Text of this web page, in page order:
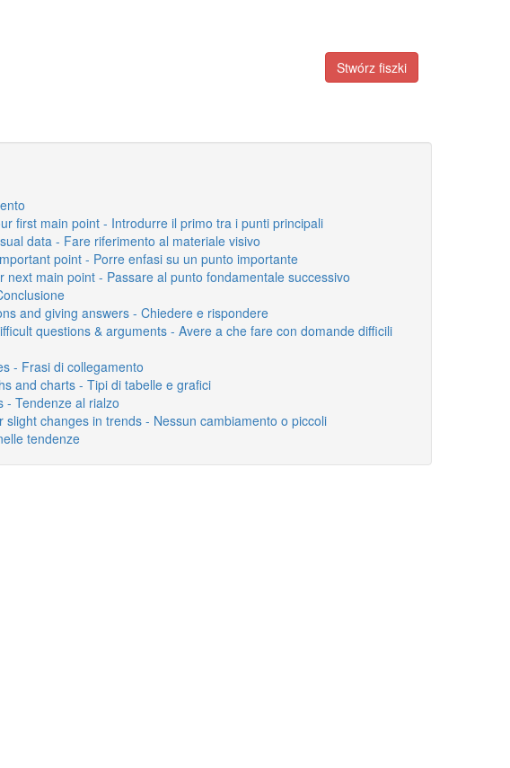
Stwórz fiszki
first main point - Introdurre il primo tra i punti principali
data - Fare riferimento al materiale visivo
point - Porre enfasi su un punto importante
next main point - Passare al punto fondamentale successivo
and giving answers - Chiedere e rispondere
questions & arguments - Avere a che fare con domande difficili
- Frasi di collegamento
and charts - Tipi di tabelle e grafici
- Tendenze al rialzo
slight changes in trends - Nessun cambiamento o piccoli
tendenze